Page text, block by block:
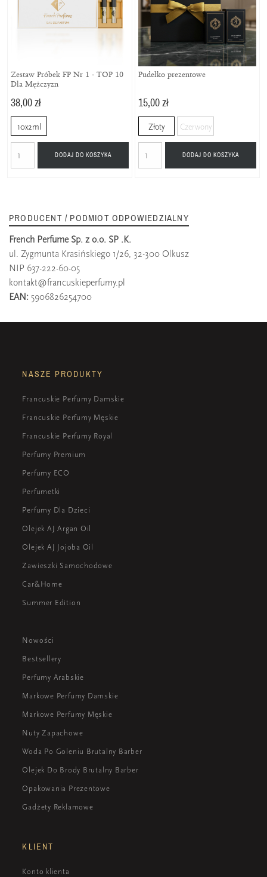
Zestaw Próbek FP Nr 1 - TOP 10
Dla Mężczyzn
38,00 zł
10x2ml
DODAJ DO KOSZYKA
Pudełko prezentowe
15,00 zł
Złoty Czerwony
DODAJ DO KOSZYKA
PRODUCENT / PODMIOT ODPOWIEDZIALNY
French Perfume Sp. z o.o. SP .K.
ul. Zygmunta Krasińskiego 1/26, 32-300 Olkusz
NIP 637-222-60-05
kontakt@francuskieperfumy.pl
EAN: 5906826254700
NASZE PRODUKTY
Francuskie Perfumy Damskie
Francuskie Perfumy Męskie
Francuskie Perfumy Royal
Perfumy Premium
Perfumy ECO
Perfumetki
Perfumy Dla Dzieci
Olejek AJ Argan Oil
Olejek AJ Jojoba Oil
Zawieszki Samochodowe
Car&Home
Summer Edition
Nowości
Bestsellery
Perfumy Arabskie
Markowe Perfumy Damskie
Markowe Perfumy Męskie
Nuty Zapachowe
Woda Po Goleniu Brutalny Barber
Olejek Do Brody Brutalny Barber
Opakowania Prezentowe
Gadżety Reklamowe
KLIENT
Konto klienta